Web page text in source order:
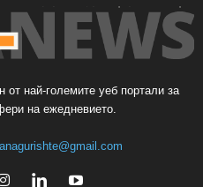
от най-големите уеб портали за
на ежедневието.